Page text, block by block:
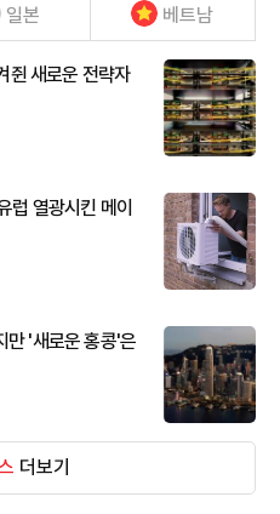
일본 베트남
쥔 새로운 전략자
럽 열광시킨 메이
만 '새로운 홍콩'은
더보기